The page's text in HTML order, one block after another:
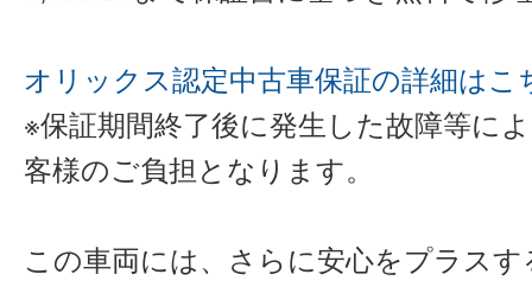
オリックス認定中古車保証の詳細はこ
※保証期間終了後に発生した故障等に
客様のご負担となります。
この車両には、さらに安心をプラス